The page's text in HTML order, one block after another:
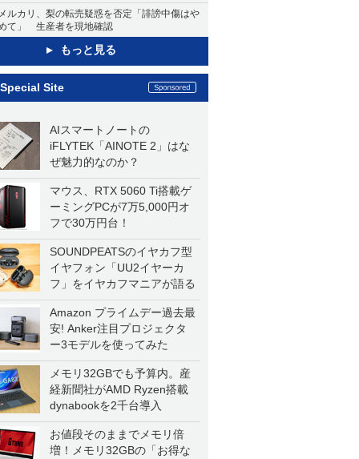
ルカリ、梨の転売疑惑を否定「誹謗中傷はや
て」 生産者を現地確認
もっと見る
Special Site
AIスマートノートの
iFLYTEK「AINOTE 2」はな
ぜ魅力的なのか？
マウス、RTX 5060 Ti搭載ゲ
ーミングPCが7万5,000円オ
フで30万円台！
SOUNDPEATSのイヤカフ型
イヤフォン「UU2イヤーカ
フ」をイヤカフマニアが語る
Amazon プライムデー過去最
安! Anker注目プロジェクタ
ー3モデルを使ってみた
メモリ32GBでも予算内。産
経新聞社がAMD Ryzen搭載
dynabookを2千台導入
お値段そのままでメモリ倍
増！メモリ32GBの「お得な